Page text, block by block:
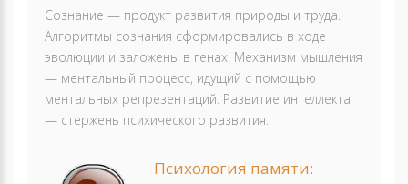
Сознание — продукт развития природы и труда.
Алгоритмы сознания сформировались в ходе
эволюции и заложены в генах. Механизм мышления
— ментальный процесс, идущий с помощью
ментальных репрезентаций. Развитие интеллекта
— стержень психического развития.
Психология памяти: